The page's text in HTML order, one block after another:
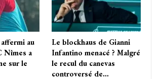
au
Nîmes a
sur le
Le blockhaus de Gianni
Infantino menacé ? Malgré
le recul du canevas
controversé de…